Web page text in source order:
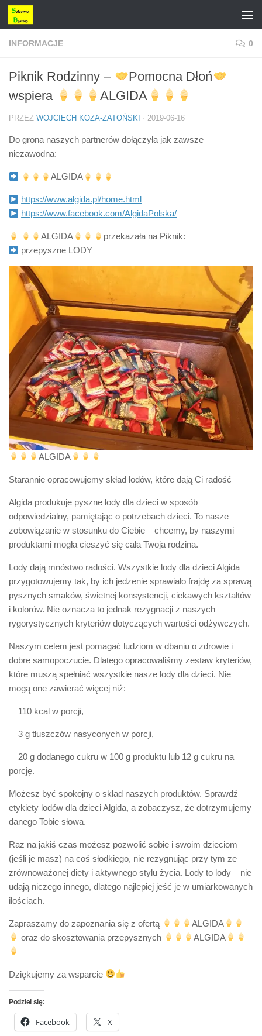
Przejdź do treści
INFORMACJE 0
Piknik Rodzinny –
Pomocna Dłoń
wspiera
ALGIDA
PRZEZ WOJCIECH KOZA-ZATOŃSKI · 2019-06-16
Do grona naszych partnerów dołączyła jak zawsze
niezawodna:
ALGIDA
https://www.algida.pl/home.html
https://www.facebook.com/AlgidaPolska/
ALGIDA
przekazała na Piknik:
przepyszne LODY
ALGIDA
Starannie opracowujemy skład lodów, które dają Ci radość
Algida produkuje pyszne lody dla dzieci w sposób
odpowiedzialny, pamiętając o potrzebach dzieci. To nasze
zobowiązanie w stosunku do Ciebie – chcemy, by naszymi
produktami mogła cieszyć się cała Twoja rodzina.
Lody dają mnóstwo radości. Wszystkie lody dla dzieci Algida
przygotowujemy tak, by ich jedzenie sprawiało frajdę za sprawą
pysznych smaków, świetnej konsystencji, ciekawych kształtów
i kolorów. Nie oznacza to jednak rezygnacji z naszych
rygorystycznych kryteriów dotyczących wartości odżywczych.
Naszym celem jest pomagać ludziom w dbaniu o zdrowie i
dobre samopoczucie. Dlatego opracowaliśmy zestaw kryteriów,
które muszą spełniać wszystkie nasze lody dla dzieci. Nie
mogą one zawierać więcej niż:
110 kcal w porcji,
3 g tłuszczów nasyconych w porcji,
20 g dodanego cukru w 100 g produktu lub 12 g cukru na
porcję.
Możesz być spokojny o skład naszych produktów. Sprawdź
etykiety lodów dla dzieci Algida, a zobaczysz, że dotrzymujemy
danego Tobie słowa.
Raz na jakiś czas możesz pozwolić sobie i swoim dzieciom
(jeśli je masz) na coś słodkiego, nie rezygnując przy tym ze
zrównoważonej diety i aktywnego stylu życia. Lody to lody – nie
udają niczego innego, dlatego najlepiej jeść je w umiarkowanych
ilościach.
Zapraszamy do zapoznania się z ofertą
ALGIDA
oraz do skosztowania przepysznych
ALGIDA
Dziękujemy za wsparcie
Podziel się:
Facebook X